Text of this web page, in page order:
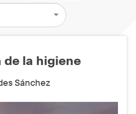
de la higiene
Sánchez